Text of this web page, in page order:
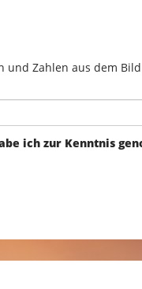
und Zahlen aus dem
ich zur Kenntnis